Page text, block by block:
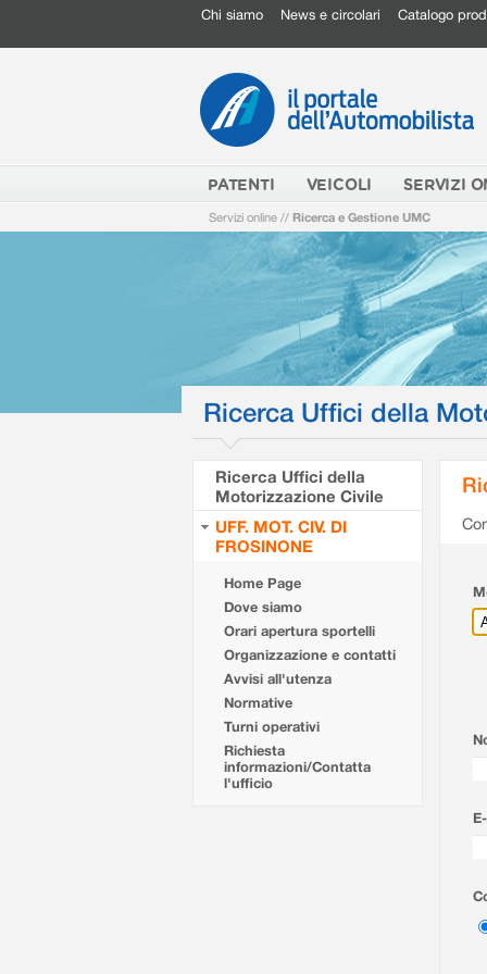
Chi siamo News e circolari Catalogo
PATENTI VEICOLI SERVIZI
Servizi online // Ricerca e Gestione UMC
Ricerca Uffici della
Ricerca Uffici della
Motorizzazione Civile
UFF. MOT. CIV. DI
FROSINONE
Home Page
Dove siamo
Orari apertura sportelli
Organizzazione e contatti
Avvisi all'utenza
Normative
Turni operativi
Richiesta
informazioni/Contatta
l'ufficio